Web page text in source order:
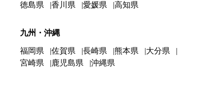
徳島県
香川県 愛媛県 高知県
九州・沖縄
福岡県 佐賀県 長崎県 熊本県
大分県
宮崎県
鹿児島県 沖縄県